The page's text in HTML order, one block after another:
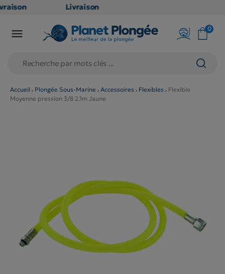
Livraison
en point
79€
(hors
produits
 0
Accueil Plongée Sous-Marine Accessoires Flexibles
Flexible
Moyenne pression 3/8 2.1m Jaune